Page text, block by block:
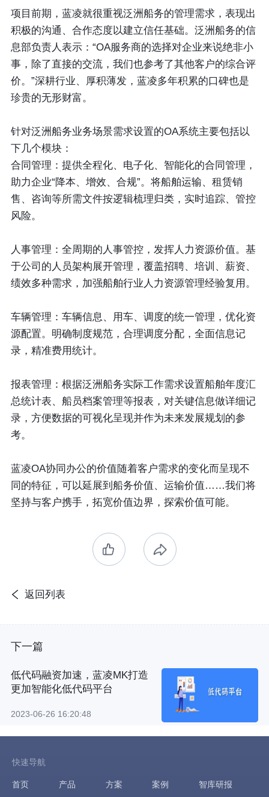
项目前期，蓝凌就很重视泛洲船务的管理需求，表现出
积极的沟通、合作态度以建立信任基础。泛洲船务的信
息部负责人表示：“OA服务商的选择对企业来说绝非小
事，除了直接的交流，我们也参考了其他客户的综合评
价。”深耕行业、厚积薄发，蓝凌多年积累的口碑也是
珍贵的无形财富。
针对泛洲船务业务场景需求设置的OA系统主要包括以
下几个模块：
合同管理： 提供全程化、电子化、智能化的合同管理，
助力企业“降本、增效、合规”。将船舶运输、租赁销
售、咨询等所需文件按逻辑梳理归类，实时追踪、管控
风险。
人事管理 ：全周期的人事管控，发挥人力资源价值。基
于公司的人员架构展开管理，覆盖招聘、培训、薪资、
绩效多种需求，加强船舶行业人力资源管理经验复用。
车辆管理 ：车辆信息、用车、调度的统一管理，优化资
源配置。明确制度规范，合理调度分配，全面信息记
录，精准费用统计。
报表管理 ：根据泛洲船务实际工作需求设置船舶年度汇
总统计表、船员档案管理等报表，对关键信息做详细记
录，方便数据的可视化呈现并作为未来发展规划的参
考。
蓝凌OA协同办公的价值随着客户需求的变化而呈现不
同的特征，可以延展到船务价值、运输价值……我们将
坚持与客户携手，拓宽价值边界，探索价值可能。
返回列表
下一篇
低代码融资加速，蓝凌MK打造
更加智能化低代码平台
2023-06-26 16:20:48
快速导航
首页 产品 方案 案例 智库研报